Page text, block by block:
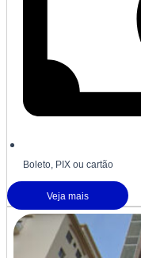
Boleto, PIX ou cartão
Veja mais